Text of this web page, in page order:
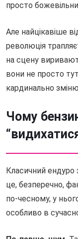
просто
Але найцікавіше
революція
на сцену
вони не просто
кардинально
Чому
Класичний ендуро
це, безперечно,
по-чесному, у
особливо в